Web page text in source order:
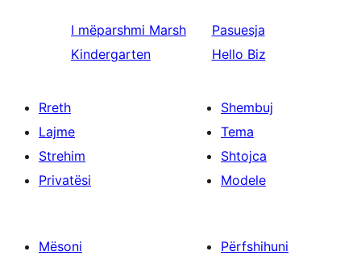
I mëparshmi Marsh
Kindergarten
Pasuesja
Hello Biz
Rreth
Lajme
Strehim
Privatësi
Shembuj
Tema
Shtojca
Modele
Mësoni
Përfshihuni